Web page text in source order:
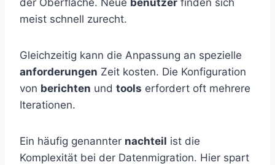
der Oberfläche. Neue benutzer finden sich
meist schnell zurecht.
Gleichzeitig kann die Anpassung an spezielle
anforderungen Zeit kosten. Die Konfiguration
von berichten und tools erfordert oft mehrere
Iterationen.
Ein häufig genannter nachteil ist die
Komplexität bei der Datenmigration. Hier spart